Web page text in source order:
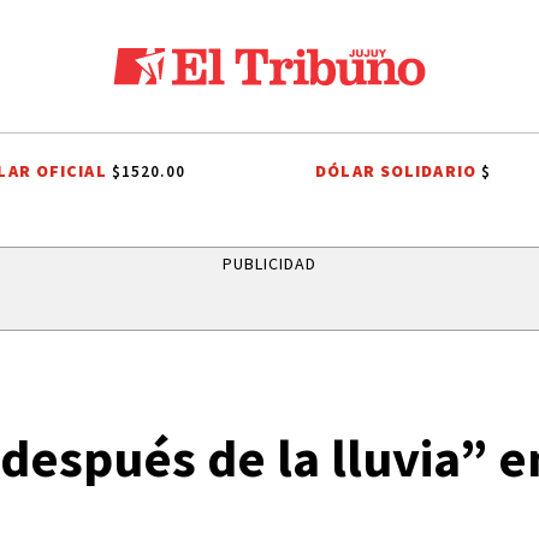
BOLIVIA ITS SISTEMA PÚBLICO CAME JOVEN CAPITAL
OFICIAL $1520.00 DÓLAR SOLIDARIO$
PUBLICIDAD
de la lluvia”